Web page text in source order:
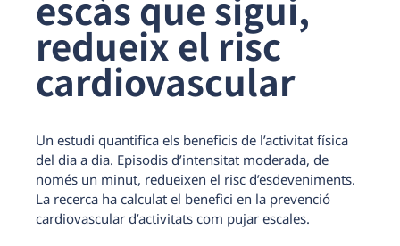
redueix el risc
cardiovascular
Un estudi quantifica els beneficis de l’activitat física
del dia a dia. Episodis d’intensitat moderada, de
només un minut, redueixen el risc d’esdeveniments.
La recerca ha calculat el benefici en la prevenció
cardiovascular d’activitats com pujar escales.